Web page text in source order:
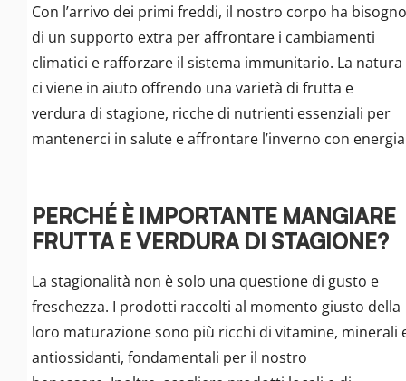
Con l’arrivo dei primi freddi, il nostro corpo ha bisogno
di un supporto extra per affrontare i cambiamenti
climatici e rafforzare il sistema immunitario. La natura
ci viene in aiuto offrendo una varietà di frutta e
verdura di stagione, ricche di nutrienti essenziali per
mantenerci in salute e affrontare l’inverno con
PERCHÉ È IMPORTANTE MANGIARE
FRUTTA E VERDURA DI STAGIONE?
La stagionalità non è solo una questione di gusto e
freschezza. I prodotti raccolti al momento giusto della
loro maturazione sono più ricchi di vitamine, minerali
antiossidanti, fondamentali per il nostro